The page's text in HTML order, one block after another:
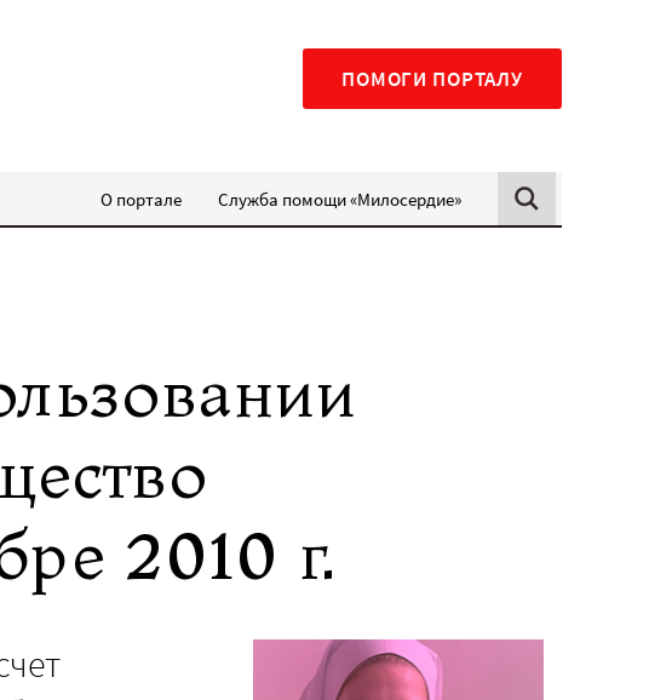
ПОМОГИ ПОРТАЛУ
О портале Служба помощи «Милосердие»
2010 г.